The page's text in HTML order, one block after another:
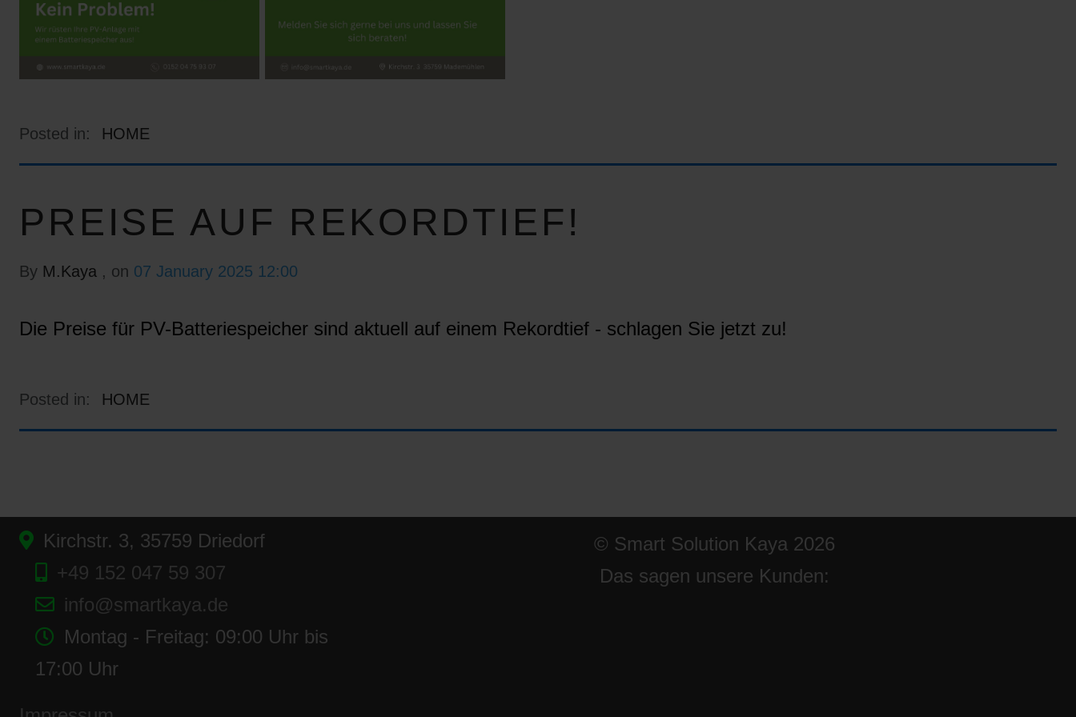
Posted in: HOME
PREISE AUF REKORDTIEF!
By M.Kaya , on 07 January 2025 12:00
Die Preise für PV-Batteriespeicher sind aktuell auf einem Rekordtief - schlagen Sie jetzt zu!
Posted in: HOME
Kirchstr. 3, 35759 Driedorf
+49 152 047 59 307
info@smartkaya.de
Montag - Freitag: 09:00 Uhr bis
17:00 Uhr
© Smart Solution Kaya 2026
Das sagen unsere Kunden: